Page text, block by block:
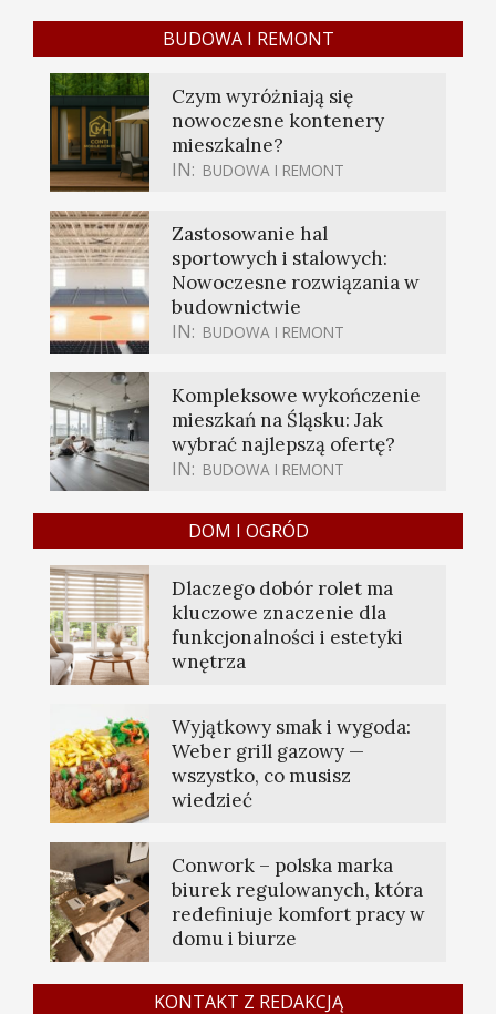
BUDOWA I REMONT
Czym wyróżniają się
nowoczesne kontenery
mieszkalne?
IN: BUDOWA I REMONT
Zastosowanie hal
sportowych i stalowych:
Nowoczesne rozwiązania w
budownictwie
IN: BUDOWA I REMONT
Kompleksowe wykończenie
mieszkań na Śląsku: Jak
wybrać najlepszą ofertę?
IN: BUDOWA I REMONT
DOM I OGRÓD
Dlaczego dobór rolet ma
kluczowe znaczenie dla
funkcjonalności i estetyki
wnętrza
Wyjątkowy smak i wygoda:
Weber grill gazowy —
wszystko, co musisz
wiedzieć
Conwork – polska marka
biurek regulowanych, która
redefiniuje komfort pracy w
domu i biurze
KONTAKT Z REDAKCJĄ